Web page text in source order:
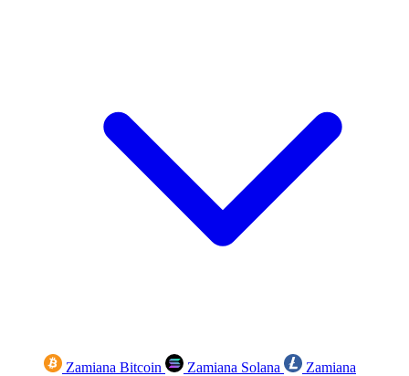
Zamiana Bitcoin Zamiana Solana
Zamiana